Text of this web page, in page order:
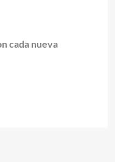
cada nueva